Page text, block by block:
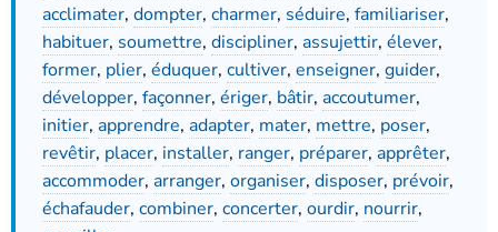
acclimater, dompter, charmer, séduire, familiariser,
habituer, soumettre, discipliner, assujettir, élever,
former, plier, éduquer, cultiver, enseigner, guider,
développer, façonner, ériger, bâtir, accoutumer,
initier, apprendre, adapter, mater, mettre, poser,
revêtir, placer, installer, ranger, préparer, apprêter,
accommoder, arranger, organiser, disposer, prévoir,
échafauder, combiner, concerter, ourdir, nourrir,